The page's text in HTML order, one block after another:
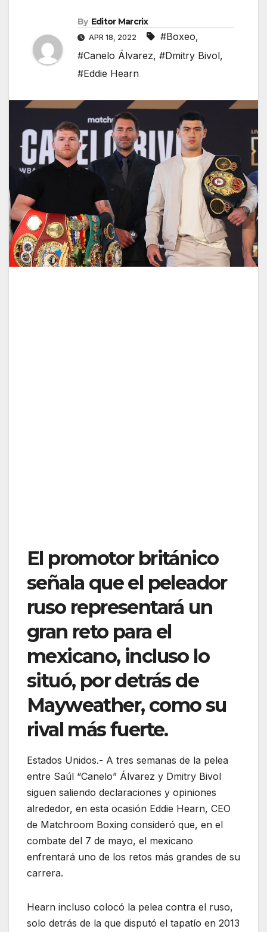
By Editor Marcrix
APR 18, 2022 #Boxeo,
#Canelo Álvarez, #Dmitry Bivol,
#Eddie Hearn
El promotor británico
señala que el peleador
ruso representará un
gran reto para el
mexicano, incluso lo
situó, por detrás de
Mayweather, como su
rival más fuerte.
Estados Unidos.- A tres semanas de la pelea
entre Saúl “Canelo” Álvarez y Dmitry Bivol
siguen saliendo declaraciones y opiniones
alrededor, en esta ocasión Eddie Hearn, CEO
de Matchroom Boxing consideró que, en el
combate del 7 de mayo, el mexicano
enfrentará uno de los retos más grandes de su
carrera.
Hearn incluso colocó la pelea contra el ruso,
solo detrás de la que disputó el tapatío en 2013